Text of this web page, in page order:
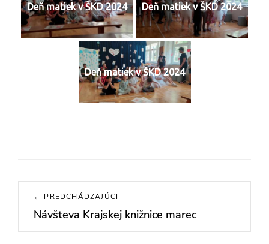
Deň matiek v ŠKD 2024 Deň matiek v ŠKD 2024
Deň matiek v ŠKD 2024
Navigácia
článku
← PREDCHÁDZAJÚCI
Previous
post:
Návšteva Krajskej knižnice marec